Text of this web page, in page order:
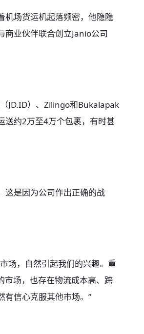
机场货运机起落频密，他隐隐
商业伙伴联合创立Janio公司
JD.ID）、Zilingo和Bukalapak
送约2万至4万个包裹，有时甚
这是因为公司作出正确的战
场，自然引起我们的兴趣。重
市场，也存在物流成本高、跨
有信心克服其他市场。”